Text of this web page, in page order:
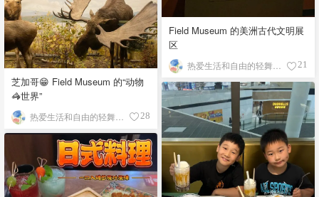
Field Museum 的美洲古代文明展
区
热爱生活和自由的轻舞飞扬 21
芝加哥😁 Field Museum 的“动物
🦓世界”
28